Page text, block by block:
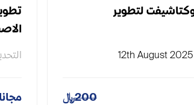
لتطوير
12th August 2025
200 مجانا